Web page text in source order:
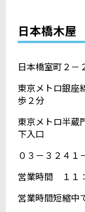
日本橋木屋
日本橋室町２
東京メトロ銀
歩２分
東京メトロ半
下入口
０３－３２４１
営業時間 １１
営業時間短縮中